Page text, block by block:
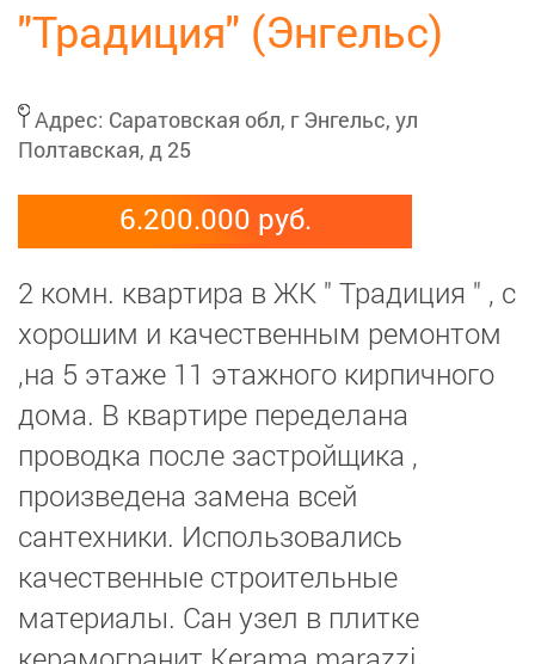
"Традиция" (Энгельс)
Адрес: Саратовская обл, г Энгельс, ул
Полтавская, д 25
6.200.000 руб.
2 комн. квартира в ЖК " Традиция " , с
хорошим и качественным ремонтом
,на 5 этаже 11 этажного кирпичного
дома. В квартире переделана
проводка после застройщика ,
произведена замена всей
сантехники. Использовались
качественные строительные
материалы. Сан узел в плитке